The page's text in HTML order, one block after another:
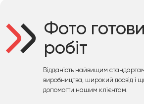
Фото
робіт
Відданість найвищим стандартам
виробництва, широкий досвід і
допомогти нашим клієнтам.